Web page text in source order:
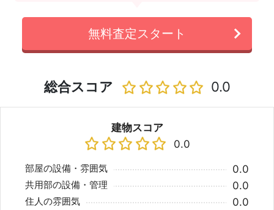
無料査定スタート
総合スコア 0.0
建物スコア
0.0
部屋の設備・雰囲気 0.0
共用部の設備・管理 0.0
住人の雰囲気 0.0